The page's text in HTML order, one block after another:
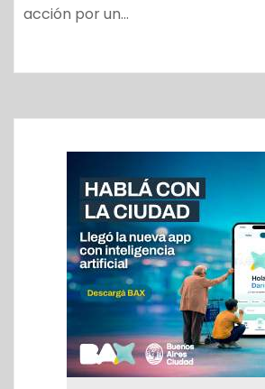
acción por un…